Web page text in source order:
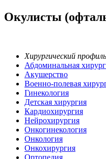
Окулисты
Хирургический профиль
Абдоминальная
Акушерство
Военно-полевая
Гинекология
Детская хирургия
Кардиохирургия
Нейрохирургия
Онкогинекология
Онкология
Онкохирургия
Ортопедия